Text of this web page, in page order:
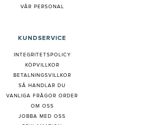
VÅR PERSONAL
KUNDSERVICE
INTEGRITETSPOLICY
KÖPVILLKOR
BETALNINGSVILLKOR
SÅ HANDLAR DU
VANLIGA FRÅGOR ORDER
OM OSS
JOBBA MED OSS